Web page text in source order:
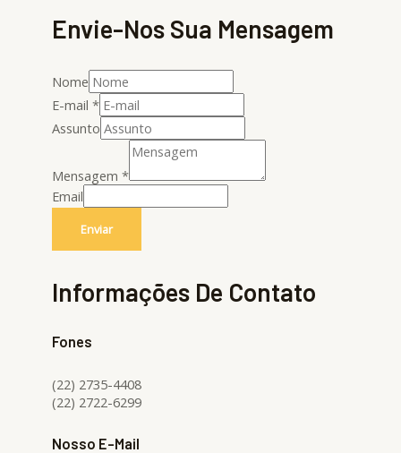
Envie-Nos Sua Mensagem
Nome
E-mail *
Assunto
Mensagem *
Email
Enviar
Informações De Contato
Fones
(22) 2735-4408
(22) 2722-6299
Nosso E-Mail